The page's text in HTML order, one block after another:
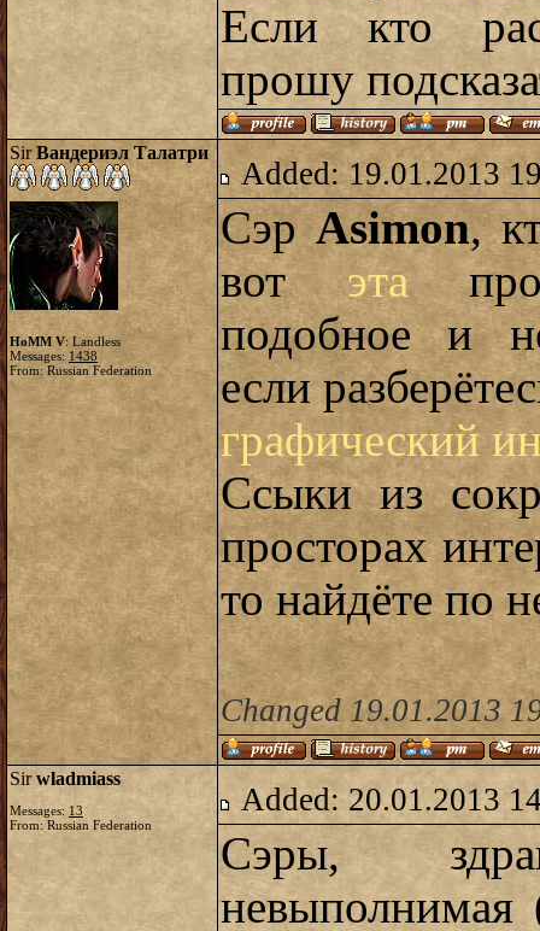
Если кто
прошу
SirВандериэл Талатри
HoMM V: Landless
Messages: 1438
From: Russian Federation
Added: 19.01.2013
СэрAsimon,
вотэта
подобное и
если
графический
Ссыки из
просторах
то найдёте по
Changed 19.01.2013
Sirwladmiass
Messages: 13
From: Russian Federation
Added: 20.01.2013
Сэры,
невыполнимая